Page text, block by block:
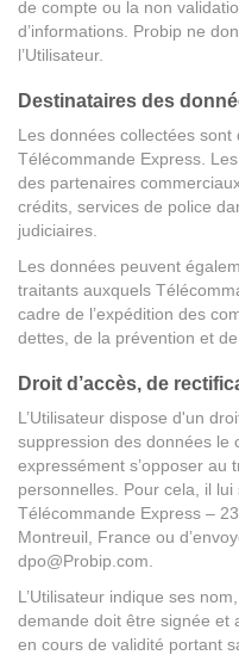
de compte ou la non
d’informations. Probip ne
l’Utilisateur.
Destinataires des
Les données collectées
Télécommande Express.
des partenaires
crédits, services de police
judiciaires.
Les données peuvent
traitants auxquels
cadre de l’expédition des
dettes, de la prévention et
Droit d’accès, de
L’Utilisateur dispose d'un
suppression des données le
expressément s’opposer au
personnelles. Pour cela, il lui
Télécommande Express –
Montreuil, France ou
dpo@Probip.com.
L’Utilisateur indique ses
demande doit être signée et
en cours de validité portant